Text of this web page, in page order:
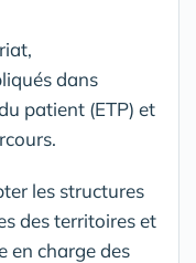
dans
patient (ETP) et
les structures
des territoires et
en charge des